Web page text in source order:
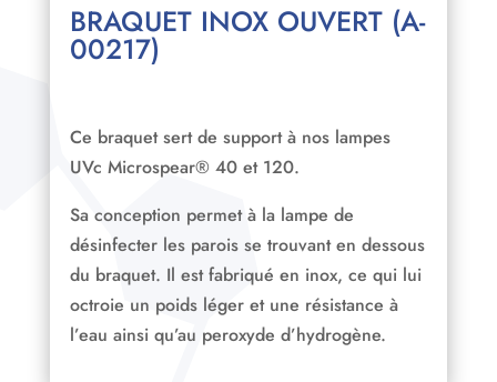
BRAQUET INOX OUVERT (A-
00217)
Ce braquet sert de support à nos lampes
UVc Microspear® 40 et 120.
Sa conception permet à la lampe de
désinfecter les parois se trouvant en dessous
du braquet. Il est fabriqué en inox, ce qui lui
octroie un poids léger et une résistance à
l’eau ainsi qu’au peroxyde d’hydrogène.